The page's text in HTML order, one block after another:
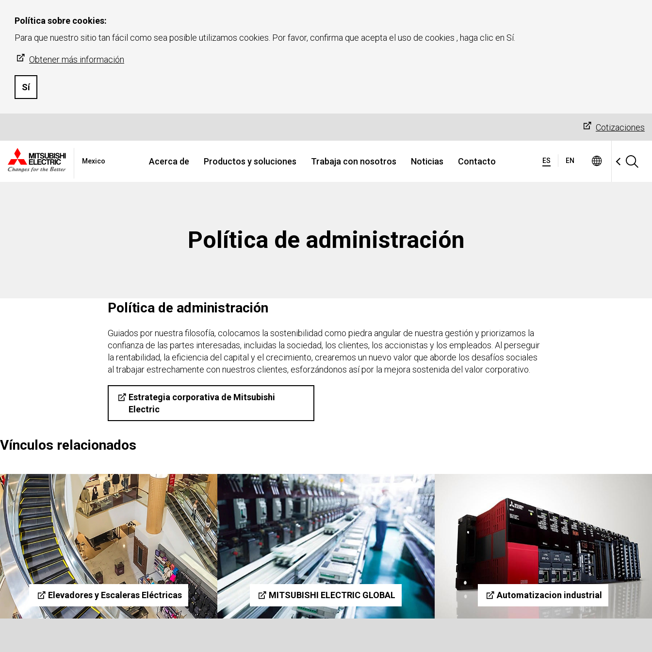
Política sobre cookies:
Para que nuestro sitio tan fácil como sea posible utilizamos cookies. Por favor, confirma que acepta el uso de cookies , haga clic en Sí.
Obtener más información
Sí
Mexico ES EN
Acerca de Productos y soluciones Trabaja con nosotros Noticias Contacto
Cotizaciones
Política de administración
Política de administración
Guiados por nuestra filosofía, colocamos la sostenibilidad como piedra angular de nuestra gestión y priorizamos la
confianza de las partes interesadas, incluidas la sociedad, los clientes, los accionistas y los empleados. Al perseguir
la rentabilidad, la eficiencia del capital y el crecimiento, crearemos un nuevo valor que aborde los desafíos sociales
al trabajar estrechamente con nuestros clientes, esforzándonos así por la mejora sostenida del valor corporativo.
Estrategia corporativa de Mitsubishi
Electric
Vínculos relacionados
Elevadores y Escaleras Eléctricas MITSUBISHI ELECTRIC GLOBAL Automatizacion industrial